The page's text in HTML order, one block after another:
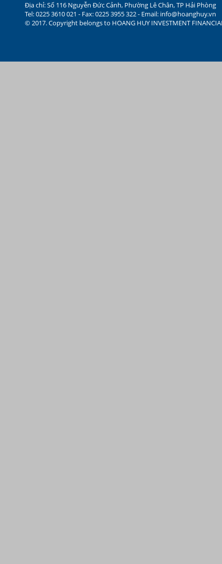
Địa chỉ: Số 116 Nguyễn Đức Cảnh, Phường Lê Chân, TP Hải Phòng
Tel: 0225 3610 021 - Fax: 0225 3955 322 - Email: info@hoanghuy.vn
© 2017. Copyright belongs to HOANG HUY INVESTMENT FINANCIAL